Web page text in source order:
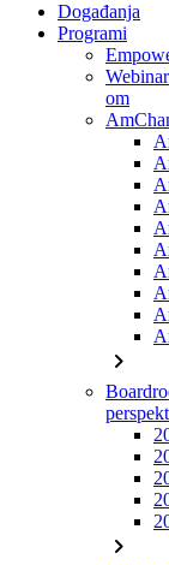
Događanja
Programi
om
chevron_right
chevron_right